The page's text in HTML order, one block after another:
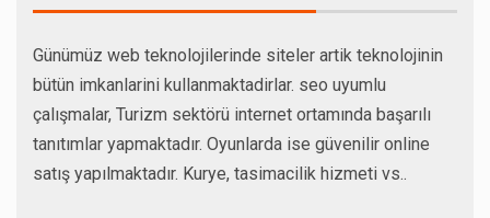
Günümüz web teknolojilerinde siteler artik teknolojinin
bütün imkanlarini kullanmaktadirlar. seo uyumlu
çalışmalar, Turizm sektörü internet ortamında başarılı
tanıtımlar yapmaktadır. Oyunlarda ise güvenilir online
satış yapılmaktadır. Kurye, tasimacilik hizmeti vs..